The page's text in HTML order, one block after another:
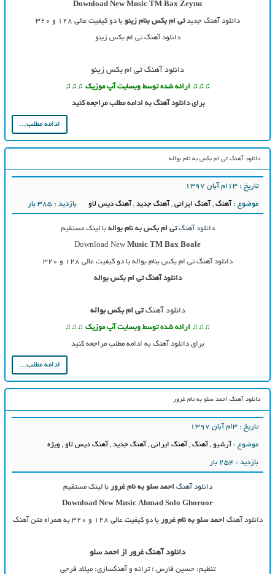
Download New Music TM Bax Zeynu
دانلود آهنگ جدیدتی ام بکس بنام زینو با دو کیفیت عالی ۱۲۸ و ۳۲۰
دانلود آهنگ تی ام بکس زینو
دانلود آهنگ تی ام بکس زینو
♫♫♫ ارائه شده توسط وبسایت آپ موزیک ♫♫♫
برای دانلود آهنگ به ادامه مطلب مراجعه کنید
ادامه مطلب...
دانلود آهنگ تی ام بکس به نام بواله
تاریخ : ۱۳ام آبان ۱۳۹۷
موضوع : آهنگ, آهنگ ایرانی, آهنگ جدید, آهنگ دیس لاو بازدید : 385 بار
دانلود آهنگتی ام بکس به نام بوالهبا لینک مستقیم
Download New Music TM Bax Boale
دانلود آهنگ تی ام بکس بنام بواله با دو کیفیت عالی ۱۲۸ و ۳۲۰
دانلود آهنگ تی ام بکس بواله
دانلود آهنگتی ام بکس بواله
♫♫♫ ارائه شده توسط وبسایت آپ موزیک ♫♫♫
برای دانلود آهنگ به ادامه مطلب مراجعه کنید
ادامه مطلب...
دانلود آهنگ احمد سلو به نام غرور
تاریخ : ۳ام آبان ۱۳۹۷
موضوع : آرشیو , آهنگ, آهنگ ایرانی, آهنگ جدید, آهنگ دیس لاو , ویژه
بازدید : 254 بار
دانلود آهنگ احمد سلو به نام غرور با لینک مستقیم
Download New Music Ahmad Solo Ghoroor
دانلود آهنگ احمد سلو به نام غروربا دو کیفیت عالی ۱۲۸ و ۳۲۰ به همراه متن آهنگ
دانلود آهنگ غرور از احمد سلو
تنظیم: حسین فارس ؛ ترانه و آهنگسازی: میلاد فرجی